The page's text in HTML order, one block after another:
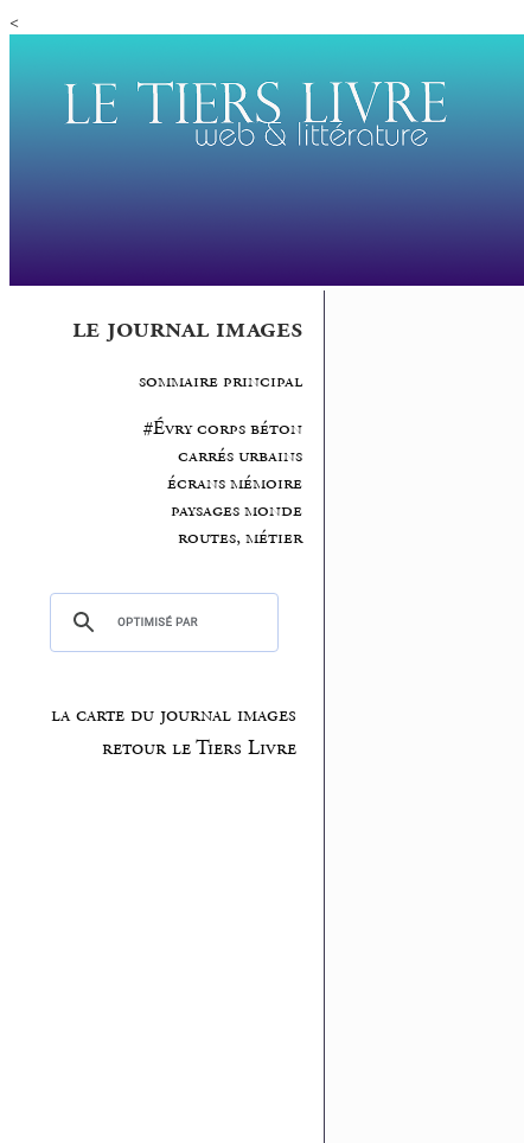
<
le journal images
sommaire principal
#Évry corps béton
carrés urbains
écrans mémoire
paysages monde
routes, métier
la carte du journal images
retour le Tiers Livre